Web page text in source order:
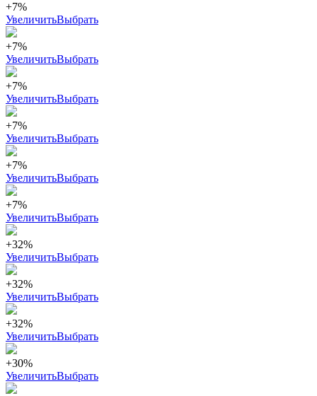
+7%
УвеличитьВыбрать
+7%
УвеличитьВыбрать
+7%
УвеличитьВыбрать
+7%
УвеличитьВыбрать
+7%
УвеличитьВыбрать
+7%
УвеличитьВыбрать
+32%
УвеличитьВыбрать
+32%
УвеличитьВыбрать
+32%
УвеличитьВыбрать
+30%
УвеличитьВыбрать